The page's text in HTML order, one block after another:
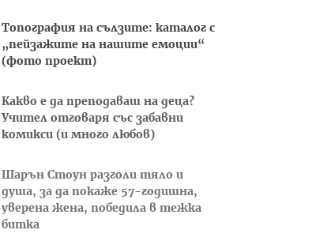
Топография на сълзите: каталог с
„пейзажите на нашите емоции“
(фото проект)
Какво е да преподаваш на деца?
Учител отговаря със забавни
комикси (и много любов)
Шарън Стоун разголи тяло и
душа, за да покаже 57-годишна,
уверена жена, победила в тежка
битка